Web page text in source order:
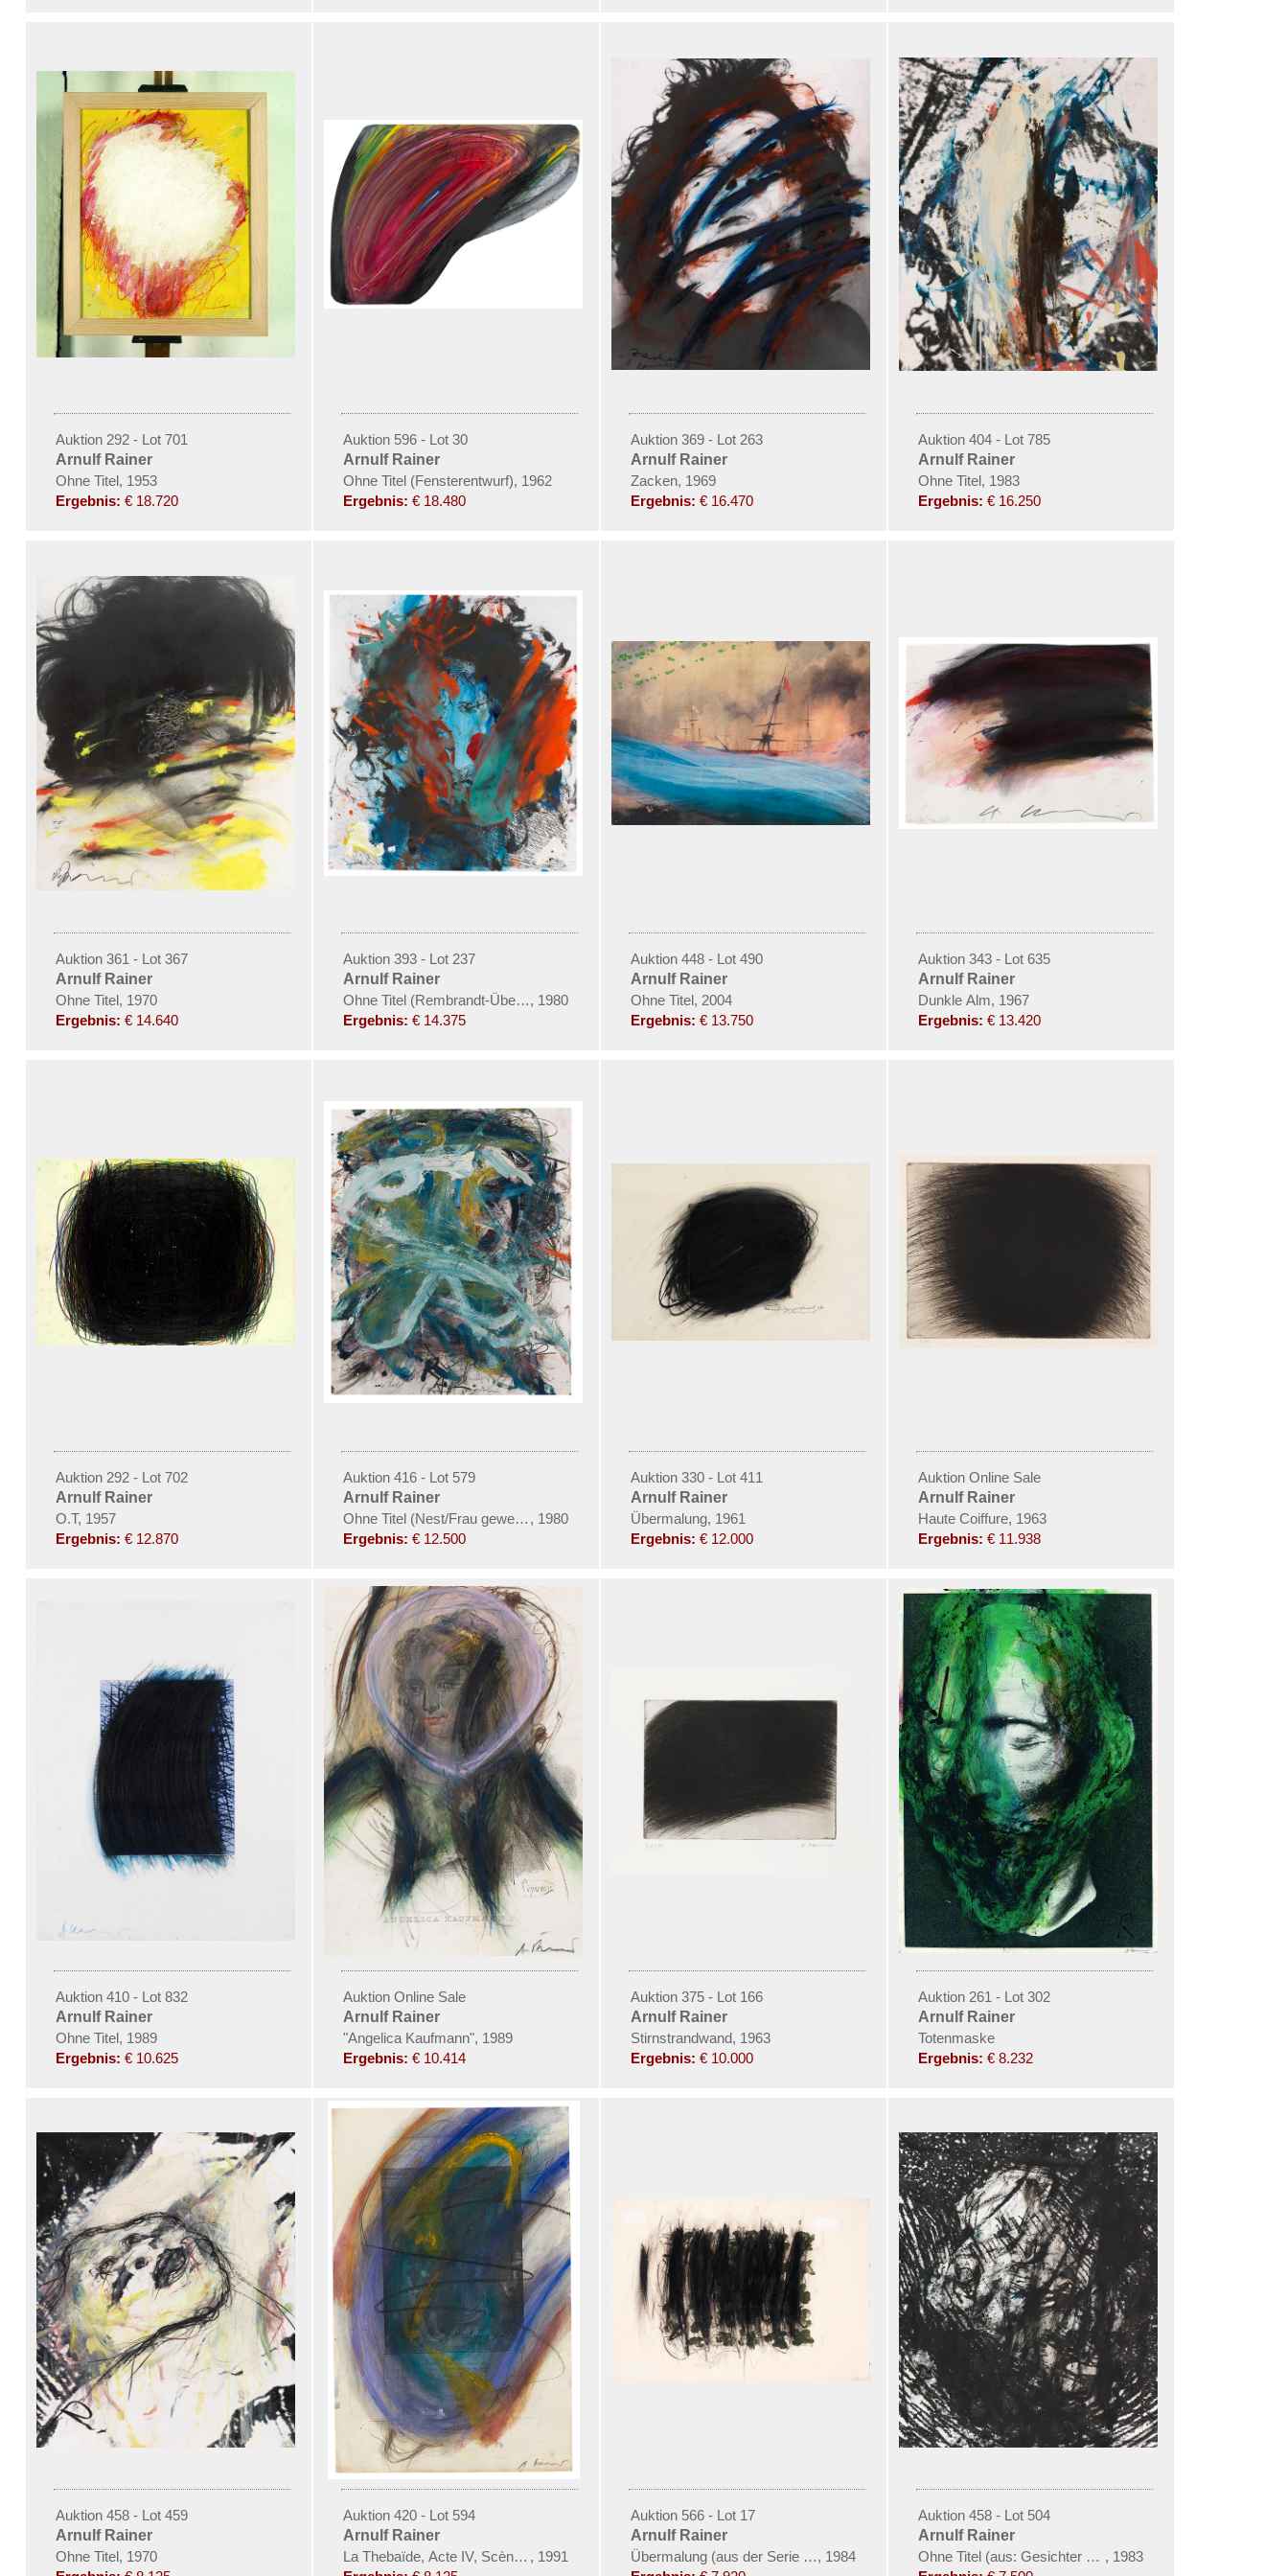
Auktion 292 - Lot 701
Arnulf Rainer
Ohne Titel, 1953
Ergebnis: € 18.720
Auktion 596 - Lot 30
Arnulf Rainer
Ohne Titel (Fensterentwurf), 1962
Ergebnis: € 18.480
Auktion 369 - Lot 263
Arnulf Rainer
Zacken, 1969
Ergebnis: € 16.470
Auktion 404 - Lot 785
Arnulf Rainer
Ohne Titel, 1983
Ergebnis: € 16.250
Auktion 361 - Lot 367
Arnulf Rainer
Ohne Titel, 1970
Ergebnis: € 14.640
Auktion 393 - Lot 237
Arnulf Rainer
Ohne Titel (Rembrandt-Übermalung)
, 1980
Ergebnis: € 14.375
Auktion 448 - Lot 490
Arnulf Rainer
Ohne Titel, 2004
Ergebnis: € 13.750
Auktion 343 - Lot 635
Arnulf Rainer
Dunkle Alm, 1967
Ergebnis: € 13.420
Auktion 292 - Lot 702
Arnulf Rainer
O.T, 1957
Ergebnis: € 12.870
Auktion 416 - Lot 579
Arnulf Rainer
Ohne Titel (Nest/Frau gewesen)
, 1980
Ergebnis: € 12.500
Auktion 330 - Lot 411
Arnulf Rainer
Übermalung, 1961
Ergebnis: € 12.000
Auktion Online Sale
Arnulf Rainer
Haute Coiffure, 1963
Ergebnis: € 11.938
Auktion 410 - Lot 832
Arnulf Rainer
Ohne Titel, 1989
Ergebnis: € 10.625
Auktion Online Sale
Arnulf Rainer
"Angelica Kaufmann", 1989
Ergebnis: € 10.414
Auktion 375 - Lot 166
Arnulf Rainer
Stirnstrandwand, 1963
Ergebnis: € 10.000
Auktion 261 - Lot 302
Arnulf Rainer
Totenmaske
Ergebnis: € 8.232
Auktion 458 - Lot 459
Arnulf Rainer
Ohne Titel, 1970
Auktion 420 - Lot 594
Arnulf Rainer
La Thebaïde, Acte IV, Scène III, 1991
Auktion 566 - Lot 17
Arnulf Rainer
Übermalung (aus der Serie "Fossilien")
, 1984
Auktion 458 - Lot 504
Arnulf Rainer
Ohne Titel (aus: Gesichter mit Goya)
, 1983